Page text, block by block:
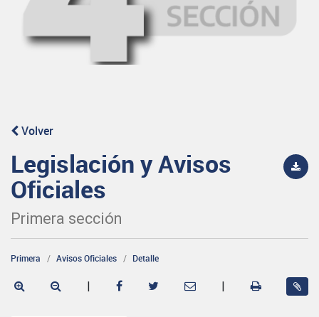
Volver
Legislación y Avisos
Oficiales
Primera sección
Primera Avisos Oficiales Detalle
| |